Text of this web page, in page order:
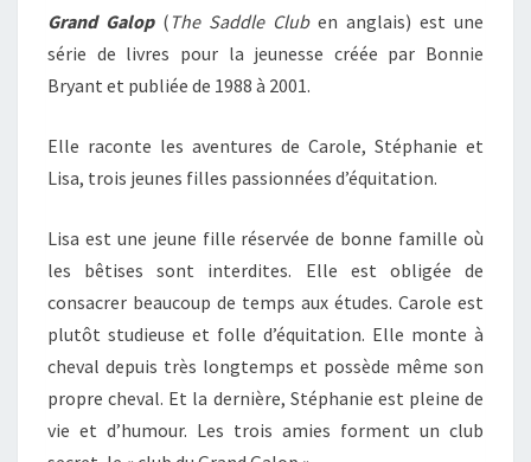
Grand Galop( The Saddle Cluben anglais) est une
série de livres pour la jeunesse créée par Bonnie
Bryant et publiée de 1988 à 2001.
Elle raconte les aventures de Carole, Stéphanie et
Lisa, trois jeunes filles passionnées d’équitation.
Lisa est une jeune fille réservée de bonne famille où
les bêtises sont interdites. Elle est obligée de
consacrer beaucoup de temps aux études. Carole est
plutôt studieuse et folle d’équitation. Elle monte à
cheval depuis très longtemps et possède même son
propre cheval. Et la dernière, Stéphanie est pleine de
vie et d’humour. Les trois amies forment un club